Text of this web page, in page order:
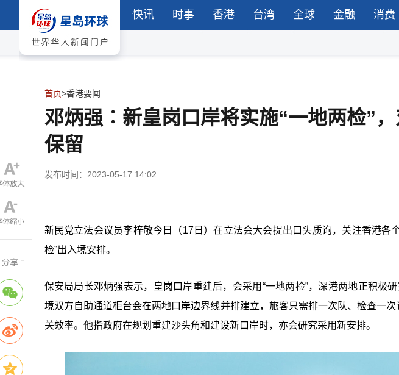
快讯 时事 香港 台湾 全球 金融 消费
首页>香港要闻
邓炳强︰新皇岗口岸将实施“一地两检”
保留
发布时间：2023-05-17 14:02
新民党立法会议员李梓敬今日（17日）在立法会大会提出口头质询，关注香港各
检”出入境安排。
保安局局长邓炳强表示，皇岗口岸重建后，会采用“一地两检”，深港两地正积极
境双方自助通道柜台会在两地口岸边界线并排建立，旅客只需排一次队、检查一
关效率。他指政府在规划重建沙头角和建设新口岸时，亦会研究采用新安排。